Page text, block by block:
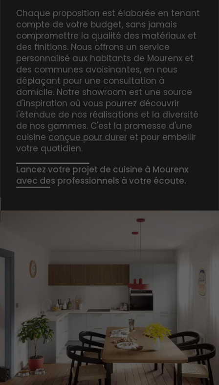
Chaque proposition est élaborée en tenant
compte de votre budget, sans jamais
compromettre la qualité des matériaux et
des finitions. Nous offrons un service
personnalisé aux habitants de Mourenx et
des communes avoisinantes, en nous
déplaçant pour une consultation à
domicile. Notre showroom est une source
d'inspiration où vous pourrez découvrir
l'étendue de nos réalisations et la diversité
de nos gammes. C'est la promesse d'une
cuisine conçue pour dureret pour embellir
votre quotidien.
Lancez votre projet de cuisine à Mourenx
avec des professionnels à votre écoute.